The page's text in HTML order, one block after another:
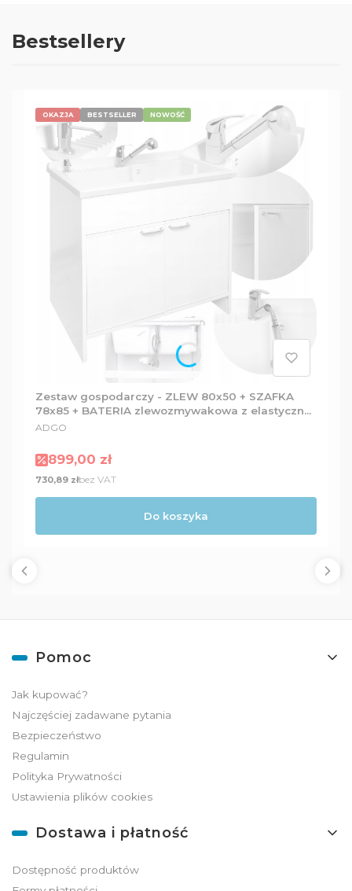
Bestsellery
OKAZJA BESTSELLER NOWOŚĆ
Zestaw gospodarczy - ZLEW 80x50 + SZAFKA
78x85 + BATERIA zlewozmywakowa z elastyczną
wylewką + Dozownik
PRODUCENT
ADGO
Cena promocyjna
899,00 zł
Cena
730,89 złbez VAT
Do koszyka
Linki w stopce
Pomoc
Jak kupować?
Najczęściej zadawane pytania
Bezpieczeństwo
Regulamin
Polityka Prywatności
Ustawienia plików cookies
Dostawa i płatność
Dostępność produktów